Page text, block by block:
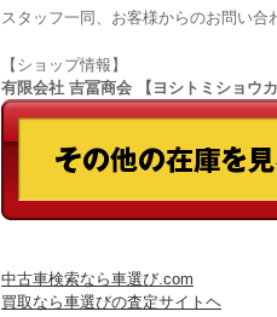
スタッフ一同、お客様からのお問い合
【ショップ情報】
有限会社 吉冨商会 【ヨシトミショ
中古車検索なら車選び.com
買取なら車選びの査定サイトヘ